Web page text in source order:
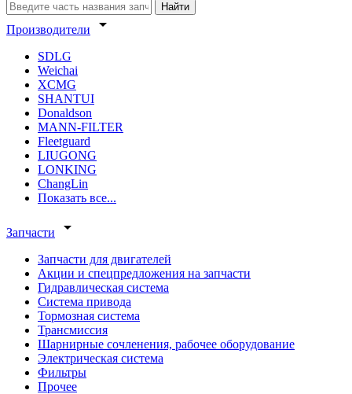
Найти
Производители arrow_drop_down
SDLG
Weichai
XCMG
SHANTUI
Donaldson
MANN-FILTER
Fleetguard
LIUGONG
LONKING
ChangLin
Показать все...
Запчасти arrow_drop_down
Запчасти для двигателей
Акции и спецпредложения на запчасти
Гидравлическая система
Система привода
Тормозная система
Трансмиссия
Шарнирные сочленения, рабочее оборудование
Электрическая система
Фильтры
Прочее